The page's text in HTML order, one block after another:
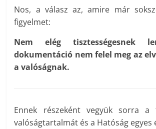
Nos, a válasz az, amire már
figyelmet:
Nem elég tisztességesnek
dokumentáció nem felel meg az
a valóságnak.
Ennek részeként vegyük sorra a
valóságtartalmát és a Hatóság egyes